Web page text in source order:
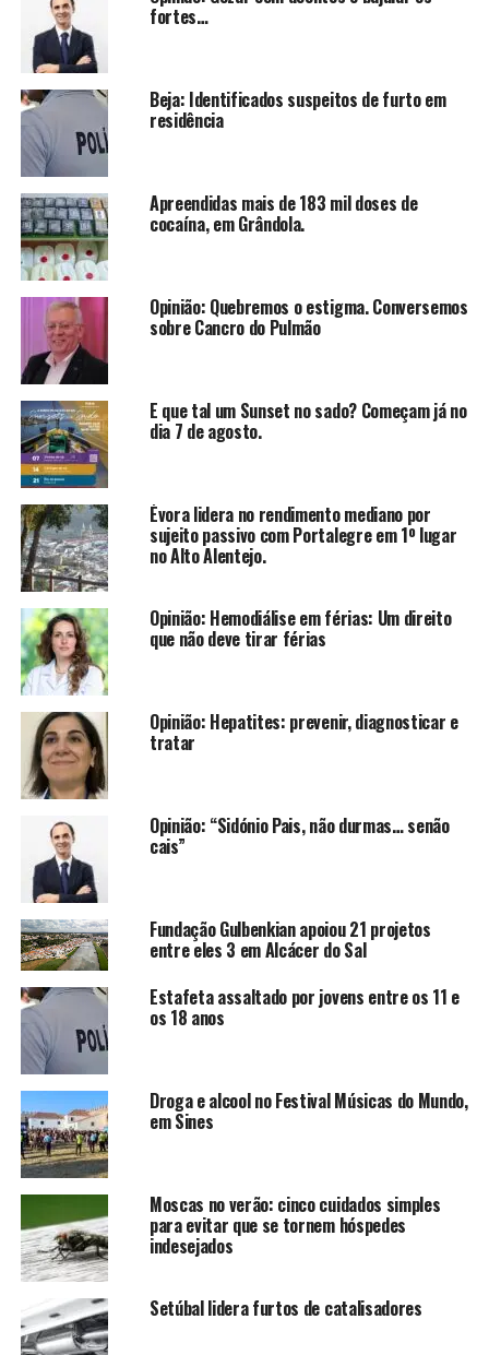
fortes…
Beja: Identificados suspeitos de furto em
residência
Apreendidas mais de 183 mil doses de
cocaína, em Grândola.
Opinião: Quebremos o estigma. Conversemos
sobre Cancro do Pulmão
E que tal um Sunset no sado? Começam já no
dia 7 de agosto.
Évora lidera no rendimento mediano por
sujeito passivo com Portalegre em 1º lugar
no Alto Alentejo.
Opinião: Hemodiálise em férias: Um direito
que não deve tirar férias
Opinião: Hepatites: prevenir, diagnosticar e
tratar
Opinião: “Sidónio Pais, não durmas… senão
cais”
Fundação Gulbenkian apoiou 21 projetos
entre eles 3 em Alcácer do Sal
Estafeta assaltado por jovens entre os 11 e
os 18 anos
Droga e alcool no Festival Músicas do Mundo,
em Sines
Moscas no verão: cinco cuidados simples
para evitar que se tornem hóspedes
indesejados
Setúbal lidera furtos de catalisadores